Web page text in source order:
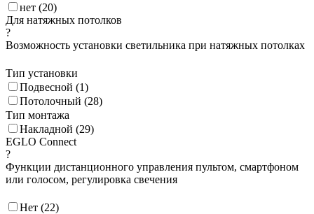
нет (20)
Для натяжных потолков
?
Возможность установки светильника при натяжных потолках
Тип установки
Подвесной (1)
Потолочный (28)
Тип монтажа
Накладной (29)
EGLO Connect
?
Функции дистанционного управления пультом, смартфоном
или голосом, регулировка свечения
Нет (22)